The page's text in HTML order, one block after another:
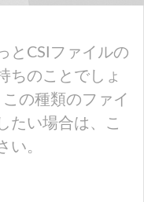
とCSIファイルの
ちのことでしょ
の種類のファイ
たい場合は、こ
い。